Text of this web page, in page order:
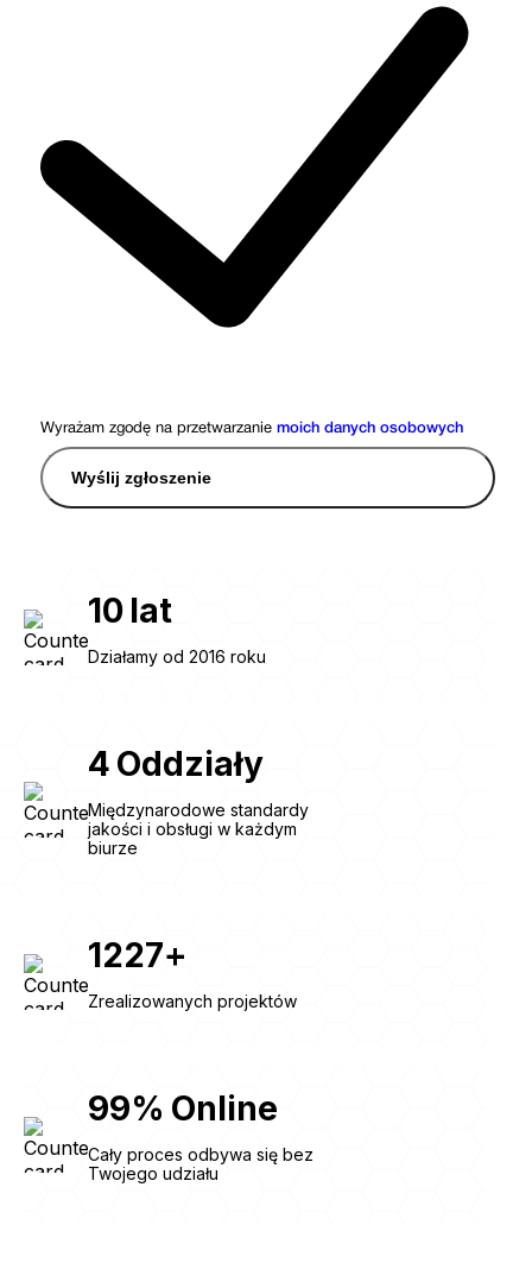
Wyrażam zgodę na przetwarzanie moich danych osobowych
Wyślij zgłoszenie
10 lat
Działamy od 2016 roku
4 Oddziały
Międzynarodowe standardy
jakości i obsługi w każdym
biurze
1227+
Zrealizowanych projektów
99% Online
Cały proces odbywa się bez
Twojego udziału